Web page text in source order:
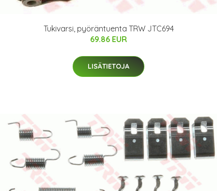
Tukivarsi, pyöräntuenta TRW JTC694
69.86 EUR
LISÄTIETOJA